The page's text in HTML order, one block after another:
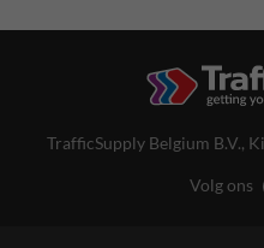
TrafficSupply Belgium B.V.,
Volg ons